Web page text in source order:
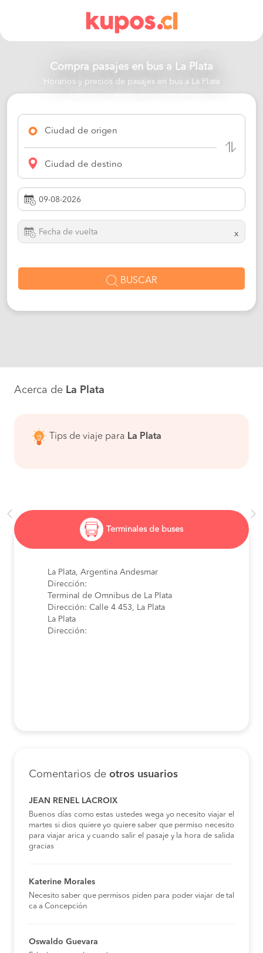
Compra pasajes en bus a La Plata
Horarios y precios de pasajes en bus a La Plata
Ciudad de origen
Ciudad de destino
x
BUSCAR
Acerca de La Plata
Tips de viaje para La Plata
Terminales de buses
La Plata, Argentina Andesmar
Dirección:
Terminal de Omnibus de La Plata
Dirección: Calle 4 453, La Plata
La Plata
Dirección:
Comentarios de otros usuarios
JEAN RENEL LACROIX
Buenos días como estas ustedes wega yo necesito viajar el
martes si dios quiere yo quiere saber que permiso necesito
para viajar arica y cuando salir el pasaje y la hora de salida
gracias
Katerine Morales
Necesito saber que permisos piden para poder viajar de tal
ca a Concepción
Oswaldo Guevara